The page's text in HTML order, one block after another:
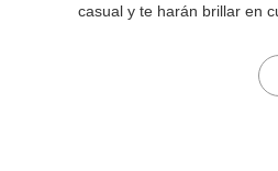
casual y te harán brillar en